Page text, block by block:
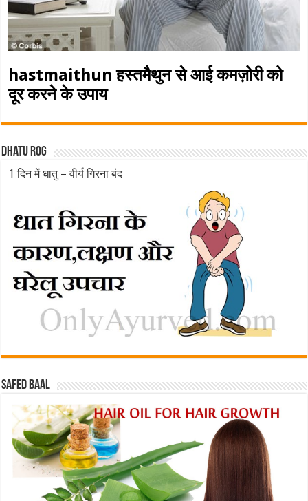
hastmaithun हस्तमैथुन से आई कमज़ोरी को
दूर करने के उपाय
Dhatu rog
1 दिन में धातु – वीर्य गिरना बंद
Safed baal